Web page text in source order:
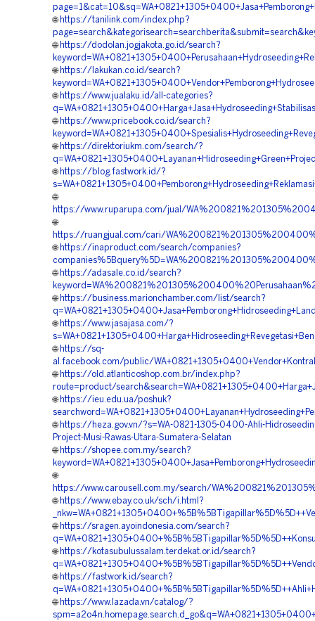
🌐 https://tanilink.com/index.php?
🌐 https://dodolan.jogjakota.go.id/search?
🌐 https://lakukan.co.id/search?
🌐 https://www.jualaku.id/all-categories?
🌐 https://www.pricebook.co.id/search?
🌐 https://direktoriukm.com/search/?
🌐 https://blog.fastwork.id/?
🌐
https://www.ruparupa.com/jual/
🌐
https://ruangjual.com/cari/
🌐 https://inaproduct.com/search/companies?
🌐 https://adasale.co.id/search?
🌐 https://business.marionchamber.com/list/search?
🌐 https://www.jasajasa.com/?
🌐 https://sq-
al.facebook.com/public/
🌐 https://old.atlanticoshop.com.br/index.php?
route=product/
🌐 https://ieu.edu.ua/poshuk?
🌐 https://heza.gov.vn/?s=WA-0821-1305-0400-Ahli-
Project-Musi-Rawas-Utara-Sumatera-Selatan
🌐 https://shopee.com.my/search?
🌐
https://www.carousell.com.my/search/
🌐 https://www.ebay.co.uk/sch/i.html?
🌐 https://sragen.ayoindonesia.com/search?
🌐 https://kotasubulussalam.terdekat.or.id/search?
🌐 https://fastwork.id/search?
🌐 https://www.lazada.vn/catalog/?